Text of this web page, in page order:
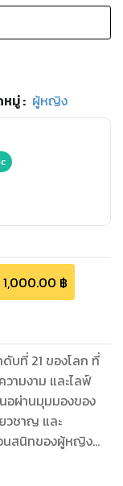
หมู่: ผู้หญิง
1,000.00 ฿
ดับที่ 21 ของโลก ที่
วามงาม และไลฟ์
นอผ่านมุมมองของ
วชาญ และ
นสนิทของผู้หญิง
สรรค์สิ่งดีๆ ให้